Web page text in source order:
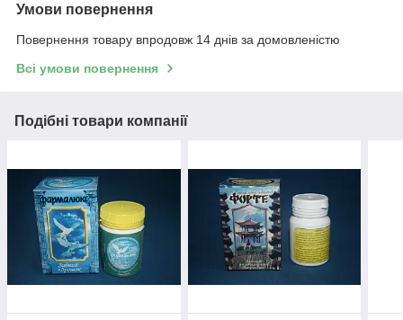
Умови повернення
Повернення товару впродовж 14 днів за домовленістю
Всі умови повернення
Подібні товари компанії